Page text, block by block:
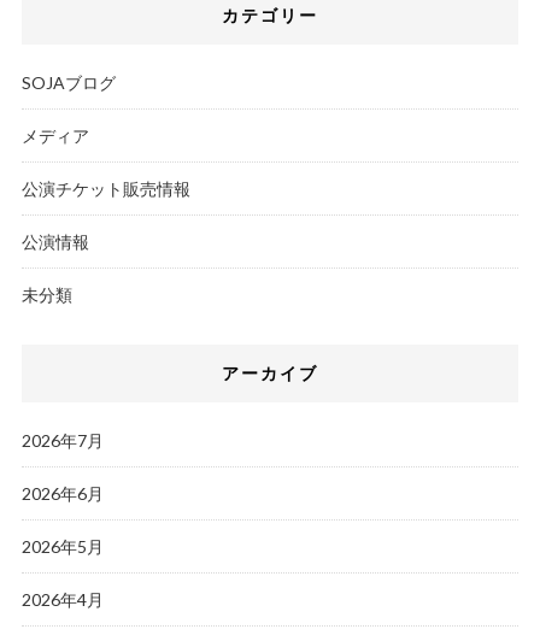
カテゴリー
SOJAブログ
メディア
公演チケット販売情報
公演情報
未分類
アーカイブ
2026年7月
2026年6月
2026年5月
2026年4月